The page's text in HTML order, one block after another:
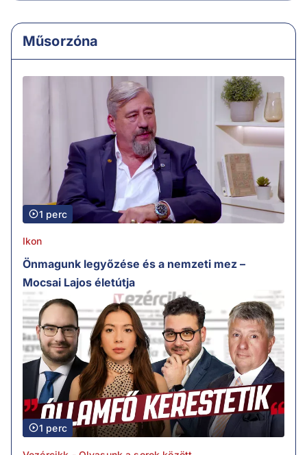
Műsorzóna
1 perc
Ikon
Önmagunk legyőzése és a nemzeti mez –
Mocsai Lajos életútja
1 perc